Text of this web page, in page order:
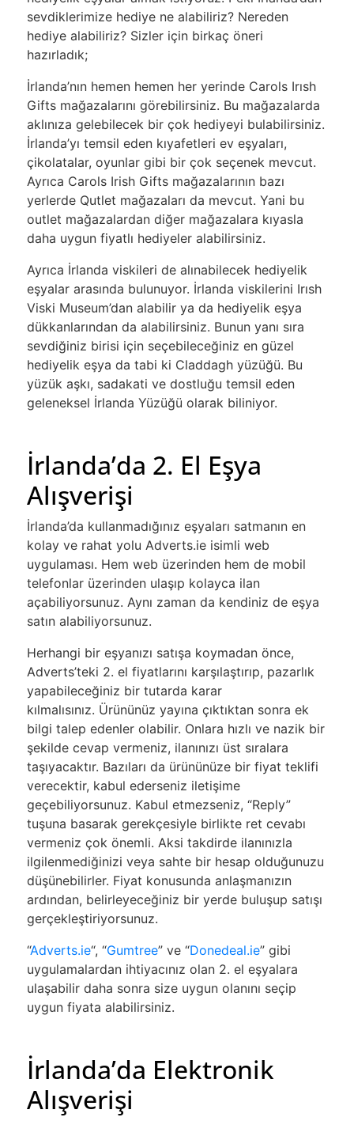
sevdiklerimize hediye ne alabiliriz? Nereden
hediye alabiliriz? Sizler için birkaç öneri
hazırladık;
İrlanda’nın hemen hemen her yerinde Carols Irısh
Gifts mağazalarını görebilirsiniz. Bu mağazalarda
aklınıza gelebilecek bir çok hediyeyi bulabilirsiniz.
İrlanda’yı temsil eden kıyafetleri ev eşyaları,
çikolatalar, oyunlar gibi bir çok seçenek mevcut.
Ayrıca Carols Irish Gifts mağazalarının bazı
yerlerde Qutlet mağazaları da mevcut. Yani bu
outlet mağazalardan diğer mağazalara kıyasla
daha uygun fiyatlı hediyeler alabilirsiniz.
Ayrıca İrlanda viskileri de alınabilecek hediyelik
eşyalar arasında bulunuyor. İrlanda viskilerini Irısh
Viski Museum’dan alabilir ya da hediyelik eşya
dükkanlarından da alabilirsiniz. Bunun yanı sıra
sevdiğiniz birisi için seçebileceğiniz en güzel
hediyelik eşya da tabi ki Claddagh yüzüğü. Bu
yüzük aşkı, sadakati ve dostluğu temsil eden
geleneksel İrlanda Yüzüğü olarak biliniyor.
İrlanda’da 2. El Eşya
Alışverişi
İrlanda’da kullanmadığınız eşyaları satmanın en
kolay ve rahat yolu Adverts.ie isimli web
uygulaması. Hem web üzerinden hem de mobil
telefonlar üzerinden ulaşıp kolayca ilan
açabiliyorsunuz. Aynı zaman da kendiniz de eşya
satın alabiliyorsunuz.
Herhangi bir eşyanızı satışa koymadan önce,
Adverts’teki 2. el fiyatlarını karşılaştırıp, pazarlık
yapabileceğiniz bir tutarda karar
kılmalısınız. Ürününüz yayına çıktıktan sonra ek
bilgi talep edenler olabilir. Onlara hızlı ve nazik bir
şekilde cevap vermeniz, ilanınızı üst sıralara
taşıyacaktır. Bazıları da ürününüze bir fiyat teklifi
verecektir, kabul ederseniz iletişime
geçebiliyorsunuz. Kabul etmezseniz, “Reply”
tuşuna basarak gerekçesiyle birlikte ret cevabı
vermeniz çok önemli. Aksi takdirde ilanınızla
ilgilenmediğinizi veya sahte bir hesap olduğunuzu
düşünebilirler. Fiyat konusunda anlaşmanızın
ardından, belirleyeceğiniz bir yerde buluşup satışı
gerçekleştiriyorsunuz.
“Adverts.ie“, “Gumtree” ve “Donedeal.ie” gibi
uygulamalardan ihtiyacınız olan 2. el eşyalara
ulaşabilir daha sonra size uygun olanını seçip
uygun fiyata alabilirsiniz.
İrlanda’da Elektronik
Alışverişi